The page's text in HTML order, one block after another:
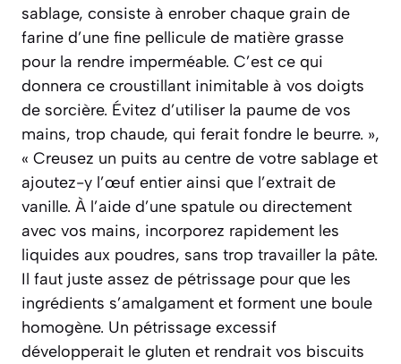
sablage, consiste à enrober chaque grain de
farine d’une fine pellicule de matière grasse
pour la rendre imperméable. C’est ce qui
donnera ce croustillant inimitable à vos doigts
de sorcière. Évitez d’utiliser la paume de vos
mains, trop chaude, qui ferait fondre le beurre. »,
« Creusez un puits au centre de votre sablage et
ajoutez-y l’œuf entier ainsi que l’extrait de
vanille. À l’aide d’une spatule ou directement
avec vos mains, incorporez rapidement les
liquides aux poudres, sans trop travailler la pâte.
Il faut juste assez de pétrissage pour que les
ingrédients s’amalgament et forment une boule
homogène. Un pétrissage excessif
développerait le gluten et rendrait vos biscuits